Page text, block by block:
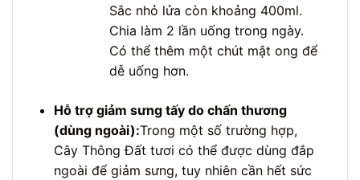
Sắc nhỏ lửa còn khoảng 400ml.
Chia làm 2 lần uống trong ngày.
Có thể thêm một chút mật ong để
dễ uống hơn.
Hỗ trợ giảm sưng tấy do chấn thương
(dùng ngoài):Trong một số trường hợp,
Cây Thông Đất tươi có thể được dùng đắp
ngoài để giảm sưng, tuy nhiên cần hết sức